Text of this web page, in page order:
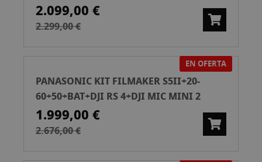
2.099,00 €
2.299,00 €
EN OFERTA
PANASONIC KIT FILMAKER S5II+20-
60+50+BAT+DJI RS 4+DJI MIC MINI 2
1.999,00 €
2.676,00 €